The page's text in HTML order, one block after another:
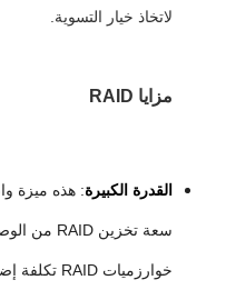
لاتخاذ خيار التسوية.
مزايا RAID
القدرة الكبيرة